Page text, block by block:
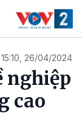
26/04/2024
nghiệp
cao